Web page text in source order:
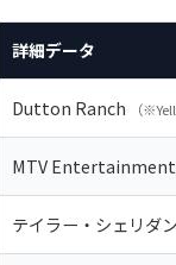
詳細データ
Dutton Ranch （
MTV
テイラー・シェリダン